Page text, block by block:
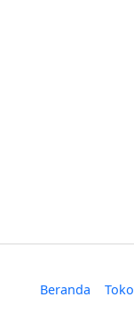
Beranda Toko